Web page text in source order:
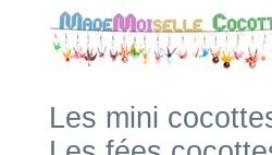
Les mini